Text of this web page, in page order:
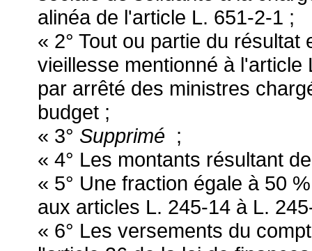
alinéa de l'article L. 651-2-1 ;
« 2° Tout ou partie du
vieillesse mentionné à
par arrêté des ministres
budget ;
« 3° Supprimé ;
« 4° Les montants résultant
« 5° Une fraction égale à 50
aux articles L. 245-14 à L.
« 6° Les versements du